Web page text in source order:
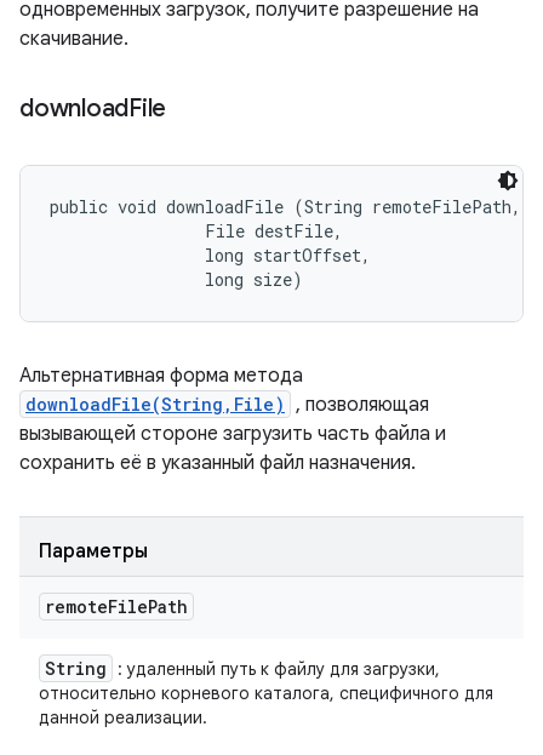
одновременных загрузок, получите разрешение на
скачивание.
downloadFile
public void downloadFile (String remoteFilePath,
                File destFile,
                long startOffset,
                long size)
Альтернативная форма метода
downloadFile(String,File) , позволяющая
вызывающей стороне загрузить часть файла и
сохранить её в указанный файл назначения.
Параметры
remoteFilePath
String
: удаленный путь к файлу для загрузки,
относительно корневого каталога, специфичного для
данной реализации.